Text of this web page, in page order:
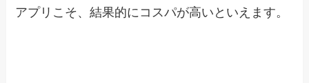
アプリこそ、結果的にコスパが高いといえます。